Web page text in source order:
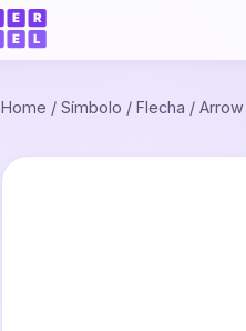
Home / Símbolo / Flecha / Arrow